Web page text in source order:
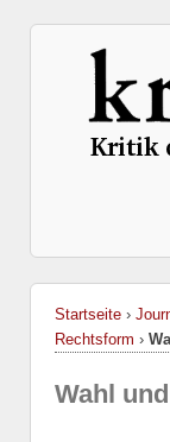
Startseite ›
Rechtsform ›
Wahl